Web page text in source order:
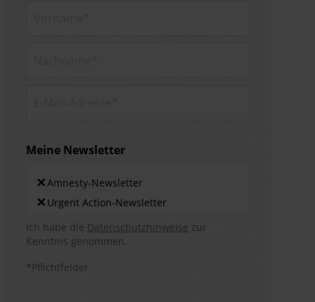
Meine Newsletter
×Amnesty-Newsletter
× Urgent Action-Newsletter
Hinweis DSE
Ich habe die Datenschutzhinweise zur
Kenntnis genommen.
*Pflichtfelder